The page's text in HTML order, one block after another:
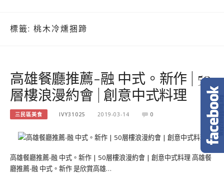
標籤: 桃木冷燻捆蹄
高雄餐廳推薦-融 中式。新作 | 50
層樓浪漫約會 | 創意中式料理
三民區美食 IVY31025 2019-03-14 0
高雄餐廳推薦-融 中式。新作 | 50層樓浪漫約會 | 創意中式料理 高雄餐
廳推薦-融 中式。新作 是欣賞高雄…